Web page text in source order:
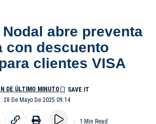
abre preventa
con descuento
clientes VISA
28 De Mayo De 2025 09:14
DE ÚLTIMO MINUTO
1 Min Read